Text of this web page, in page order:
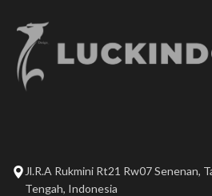
Jl.R.A Rukmini Rt21 Rw07 Senenan,
Tengah, Indonesia